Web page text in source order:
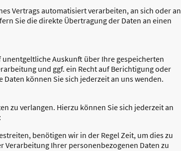
Vertrags automatisiert verarbeiten, an sich oder an
Sie die direkte Übertragung der Daten an einen
Auskunft über Ihre gespeicherten
und ggf. ein Recht auf Berichtigung oder
können Sie sich jederzeit an uns wenden.
zu verlangen. Hierzu können Sie sich jederzeit an
benötigen wir in der Regel Zeit, um dies zu
Verarbeitung Ihrer personenbezogenen Daten zu